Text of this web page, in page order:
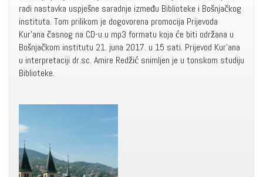
radi nastavka uspješne saradnje između Biblioteke i Bošnjačkog
instituta. Tom prilikom je dogovorena promocija Prijevoda
Kur'ana časnog na CD-u u mp3 formatu koja će biti održana u
Bošnjačkom institutu 21. juna 2017. u 15 sati. Prijevod Kur'ana
u interpretaciji dr.sc. Amire Redžić snimljen je u tonskom studiju
Biblioteke.